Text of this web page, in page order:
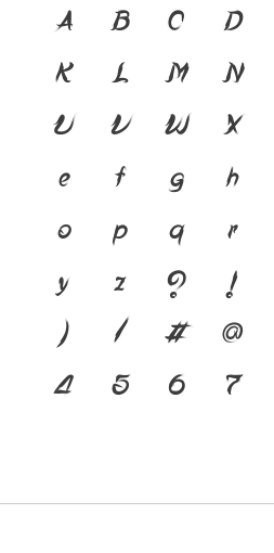
A B C D
K
L M N
U
V W X
e
f g h
o
p q r
y
z ? !
}
/ # @
4
5 6 7
ภาษา คือ เครื่อ
ชาติดำรงอยู่ได้
ตนของชนชาติ
พิมพ์ คือ เครื่อง
อยู่ได้ แบบตัวพิ
เปลี่ยนแปลง คือ
สะพานที่เชื่อมตั
อนาคต